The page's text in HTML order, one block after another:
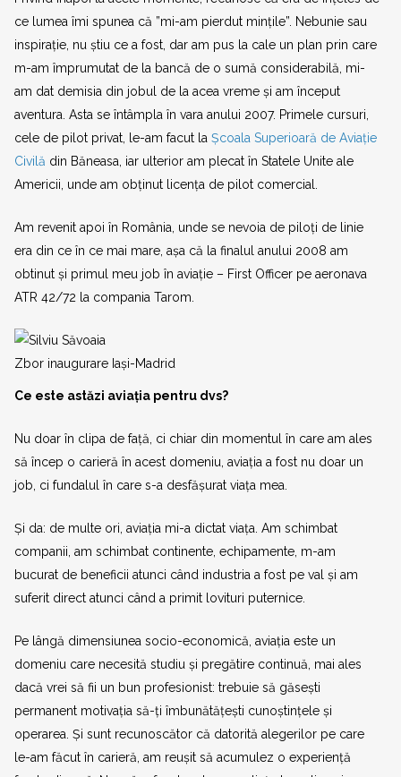
ce lumea îmi spunea că ”mi-am pierdut mințile”. Nebunie sau
inspirație, nu știu ce a fost, dar am pus la cale un plan prin care
m-am împrumutat de la bancă de o sumă considerabilă, mi-
am dat demisia din jobul de la acea vreme și am început
aventura. Asta se întâmpla în vara anului 2007. Primele cursuri,
cele de pilot privat, le-am facut laȘcoala Superioară de Aviație
Civilă din Băneasa, iar ulterior am plecat în Statele Unite ale
Americii, unde am obținut licența de pilot comercial.
Am revenit apoi în România, unde se nevoia de piloți de linie
era din ce în ce mai mare, așa că la finalul anului 2008 am
obtinut și primul meu job în aviație – First Officer pe aeronava
ATR 42/72 la compania Tarom.
Zbor inaugurare Iași-Madrid
Ce este astăzi aviația pentru dvs?
Nu doar în clipa de față, ci chiar din momentul în care am ales
să încep o carieră în acest domeniu, aviația a fost nu doar un
job, ci fundalul în care s-a desfășurat viața mea.
Și da: de multe ori, aviația mi-a dictat viața. Am schimbat
companii, am schimbat continente, echipamente, m-am
bucurat de beneficii atunci când industria a fost pe val și am
suferit direct atunci când a primit lovituri puternice.
Pe lângă dimensiunea socio-economică, aviația este un
domeniu care necesită studiu și pregătire continuă, mai ales
dacă vrei să fii un bun profesionist: trebuie să găsești
permanent motivația să-ți îmbunătățești cunoștințele și
operarea. Și sunt recunoscător că datorită alegerilor pe care
le-am făcut în carieră, am reușit să acumulez o experiență